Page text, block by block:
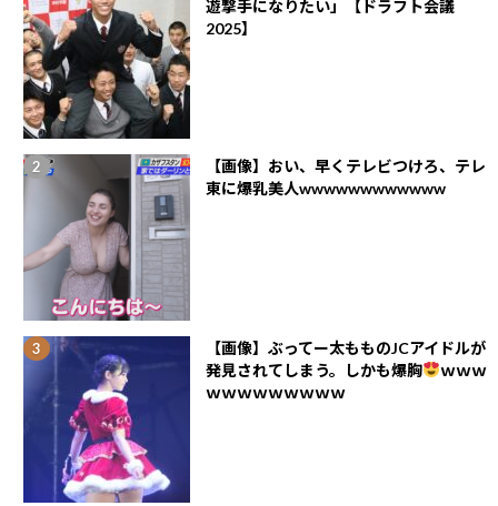
遊撃手になりたい」【ドラフト会議
2025】
【画像】おい、早くテレビつけろ、テレ
東に爆乳美人wwwwwwwwwwww
【画像】ぶってー太もものJCアイドルが
発見されてしまう。しかも爆胸
ｗｗｗ
ｗｗｗｗｗｗｗｗｗ